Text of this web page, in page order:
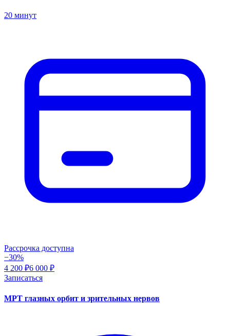
20 минут
Рассрочка доступна
−30%
4 200 ₽6 000 ₽
Записаться
МРТ глазных орбит и зрительных нервов